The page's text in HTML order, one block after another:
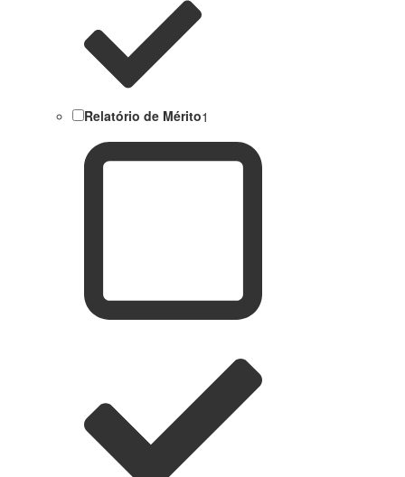
Relatório de Mérito1